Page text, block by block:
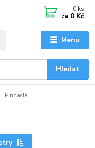
Menu
Hledat
0 ks
za 0 Kč
Pinnacle